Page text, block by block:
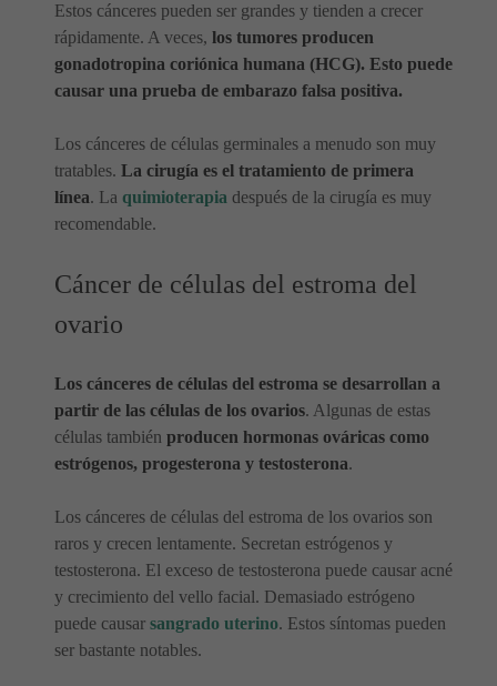
Estos cánceres pueden ser grandes y tienden a crecer
rápidamente. A veces, los tumores producen
gonadotropina coriónica humana (HCG). Esto puede
causar una prueba de embarazo falsa positiva.
Los cánceres de células germinales a menudo son muy
tratables. La cirugía es el tratamiento de primera
línea. La quimioterapia después de la cirugía es muy
recomendable.
Cáncer de células del estroma del
ovario
Los cánceres de células del estroma se desarrollan a
partir de las células de los ovarios. Algunas de estas
células también producen hormonas ováricas como
estrógenos, progesterona y testosterona.
Los cánceres de células del estroma de los ovarios son
raros y crecen lentamente. Secretan estrógenos y
testosterona. El exceso de testosterona puede causar acné
y crecimiento del vello facial. Demasiado estrógeno
puede causar sangrado uterino. Estos síntomas pueden
ser bastante notables.